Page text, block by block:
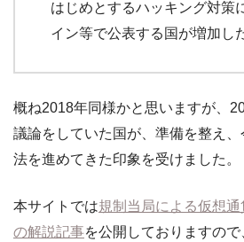
はじめとするハッキング対策
イン等で公表する国が増加し
概ね2018年同様かと思いますが、
議論をしていた国が、準備を整え
法を進めてきた印象を受けました。
本サイトでは規制当局による仮想
の解説記事を公開しておりますの